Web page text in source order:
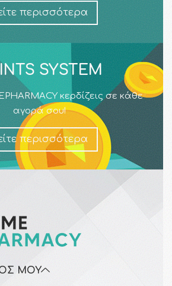
περισσότερα
SYSTEM
κερδίζεις σε κάθε
αγορά σου!
περισσότερα
ΜΟΥ